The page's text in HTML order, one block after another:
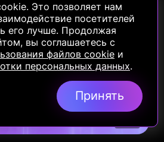
Это позволяет нам
посетителей
его лучше. Продолжая
вы соглашаетесь с
файлов cookie и
персональных данных.
Принять